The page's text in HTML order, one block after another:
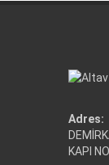
Adres:
KAPI